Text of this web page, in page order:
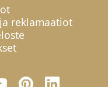
reklamaatiot